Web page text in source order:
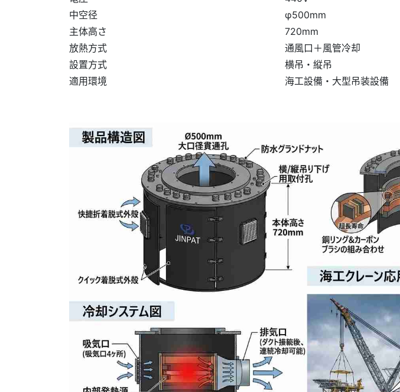
中空径
φ500mm
主体高さ
720mm
放熱方式
通風口＋風管冷却
設置方式
横吊・縦吊
適用環境
海工設備・大型吊装設備